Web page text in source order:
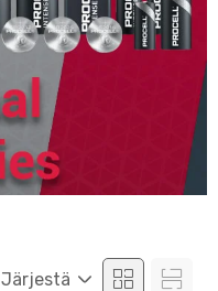
Järjestä